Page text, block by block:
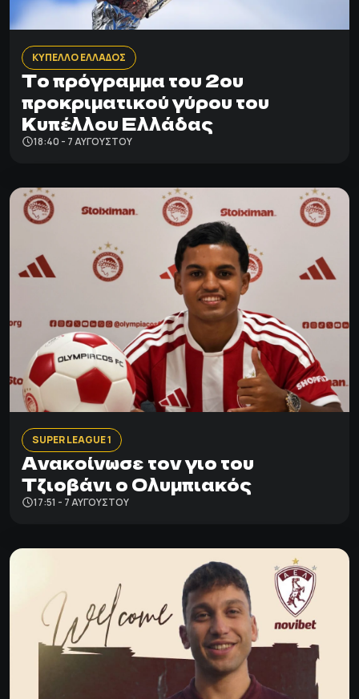
ΚΥΠΕΛΛΟ ΕΛΛΑΔΟΣ
Το πρόγραμμα του 2ου
προκριματικού γύρου του
Κυπέλλου Ελλάδας
18:40 - 7 ΑΥΓΟΎΣΤΟΥ
SUPER LEAGUE 1
Ανακοίνωσε τον γιο του
Τζιοβάνι ο Ολυμπιακός
17:51 - 7 ΑΥΓΟΎΣΤΟΥ